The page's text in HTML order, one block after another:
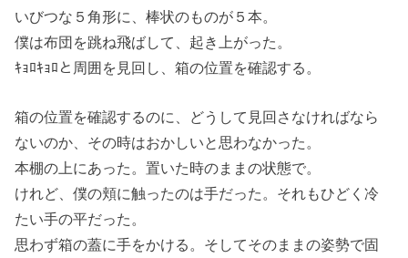
いびつな５角形に、棒状のものが５本。
僕は布団を跳ね飛ばして、起き上がった。
ｷｮﾛｷｮﾛと周囲を見回し、箱の位置を確認する。
箱の位置を確認するのに、どうして見回さなければなら
ないのか、その時はおかしいと思わなかった。
本棚の上にあった。置いた時のままの状態で。
けれど、僕の頬に触ったのは手だった。それもひどく冷
たい手の平だった。
思わず箱の蓋に手をかける。そしてそのままの姿勢で固